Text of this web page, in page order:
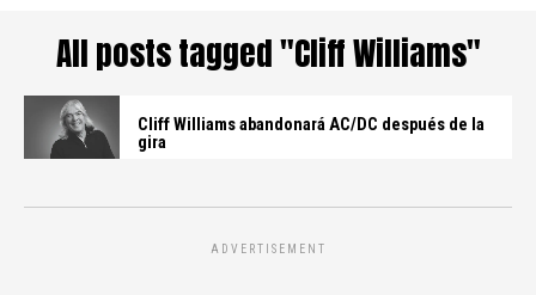
All posts tagged "Cliff Williams"
Cliff Williams abandonará AC/DC después de la
gira
ADVERTISEMENT